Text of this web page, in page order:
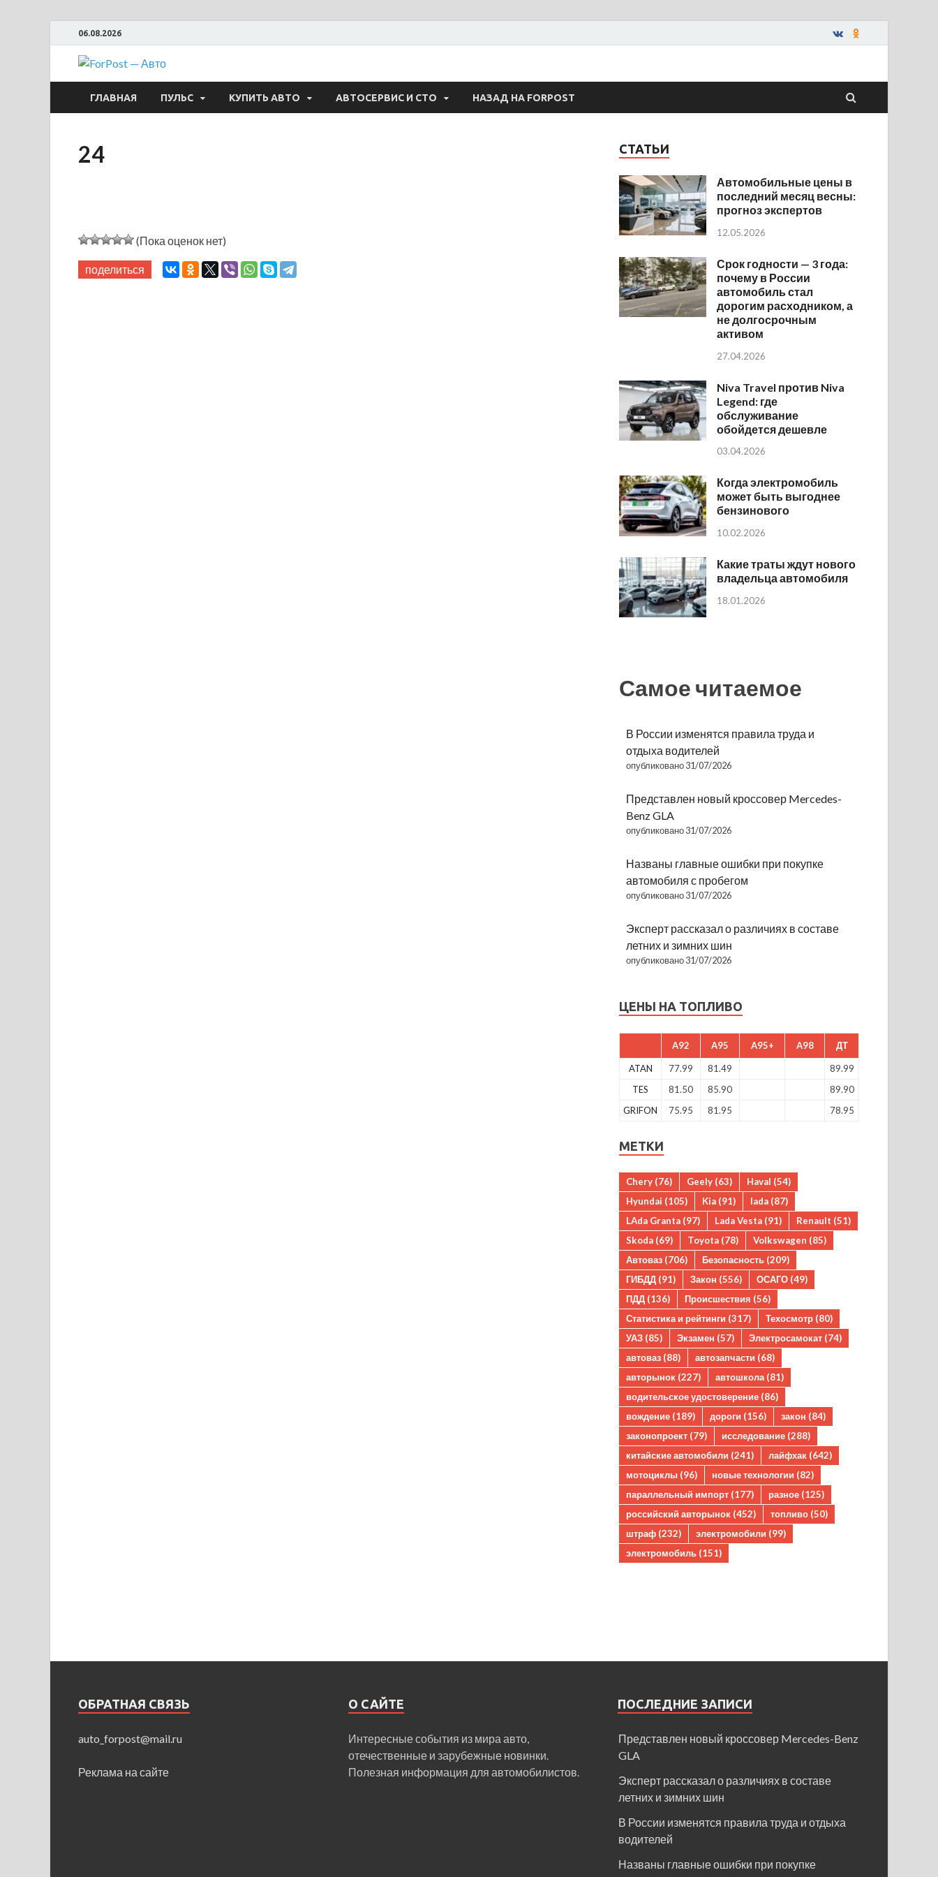
06.08.2026
ForPost — Авто
ГЛАВНАЯ ПУЛЬС КУПИТЬ АВТО АВТОСЕРВИС И СТО НАЗАД НА FORPOST
24
(Пока оценок нет)
поделиться
СТАТЬИ
Автомобильные цены в
последний месяц весны:
прогноз экспертов
12.05.2026
Срок годности — 3 года:
почему в России
автомобиль стал
дорогим расходником, а
не долгосрочным
активом
27.04.2026
Niva Travel против Niva
Legend: где
обслуживание
обойдется дешевле
03.04.2026
Когда электромобиль
может быть выгоднее
бензинового
10.02.2026
Какие траты ждут нового
владельца автомобиля
18.01.2026
Самое читаемое
В России изменятся правила труда и
отдыха водителей
опубликовано 31/07/2026
Представлен новый кроссовер Mercedes-
Benz GLA
опубликовано 31/07/2026
Названы главные ошибки при покупке
автомобиля с пробегом
опубликовано 31/07/2026
Эксперт рассказал о различиях в составе
летних и зимних шин
опубликовано 31/07/2026
ЦЕНЫ НА ТОПЛИВО
A92 A95 A95+ A98 ДТ
ATAN 77.99 81.49
89.99
TES
81.50 85.90
89.90
GRIFON
75.95 81.95 78.95
МЕТКИ
Chery (76) Geely (63) Haval (54)
Hyundai (105) Kia (91) lada (87)
LAda Granta (97) Lada Vesta (91) Renault (51)
Skoda (69) Toyota (78) Volkswagen (85)
Автоваз (706) Безопасность (209)
ГИБДД (91) Закон (556) ОСАГО (49)
ПДД (136) Происшествия (56)
Статистика и рейтинги (317) Техосмотр (80)
УАЗ (85) Экзамен (57) Электросамокат (74)
автоваз (88) автозапчасти (68)
авторынок (227) автошкола (81)
водительское удостоверение (86)
вождение (189) дороги (156) закон (84)
законопроект (79) исследование (288)
китайские автомобили (241) лайфхак (642)
мотоциклы (96) новые технологии (82)
параллельный импорт (177) разное (125)
российский авторынок (452) топливо (50)
штраф (232) электромобили (99)
электромобиль (151)
ОБРАТНАЯ СВЯЗЬ
auto_forpost@mail.ru
Реклама на сайте
О САЙТЕ
Интересные события из мира авто,
отечественные и зарубежные новинки.
Полезная информация для автомобилистов.
ПОСЛЕДНИЕ ЗАПИСИ
Представлен новый кроссовер Mercedes-Benz
GLA
Эксперт рассказал о различиях в составе
летних и зимних шин
В России изменятся правила труда и отдыха
водителей
Названы главные ошибки при покупке